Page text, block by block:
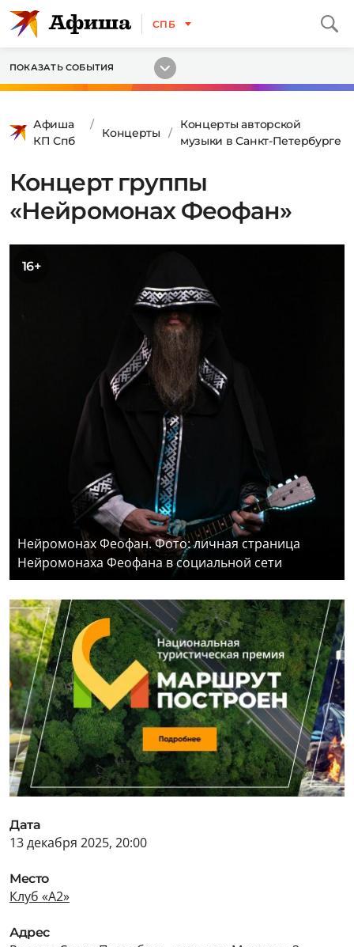
СПБ
ПОКАЗАТЬ СОБЫТИЯ
Афиша
КП Спб
Концерты
Концерты авторской
музыки в Санкт-Петербурге
Концерт группы
«Нейромонах Феофан»
16+
Нейромонах Феофан. Фото: личная страница
Нейромонаха Феофана в социальной сети
Дата
13 декабря 2025, 20:00
Место
Клуб «А2»
Адрес